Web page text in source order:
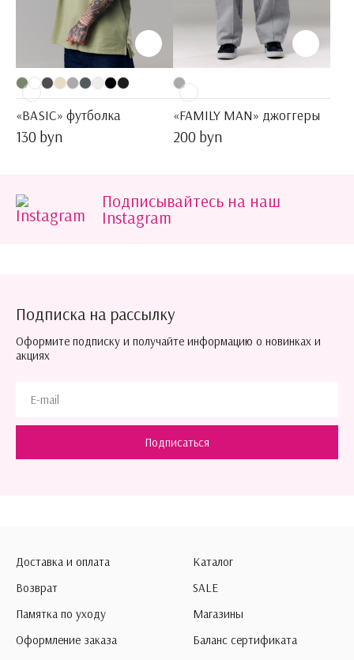
«BASIC» футболка
130 byn
«FAMILY MAN» джоггеры
200 byn
Подписывайтесь на наш
Instagram
Подписка на рассылку
Оформите подписку и получайте информацию о новинках и
акциях
Подписаться
Доставка и оплата
Возврат
Памятка по уходу
Оформление заказа
Каталог
SALE
Магазины
Баланс сертификата